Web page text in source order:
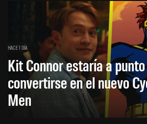
HACE 1 DÍA
Kit Connor estaría a
convertirse en el nuevo
Men